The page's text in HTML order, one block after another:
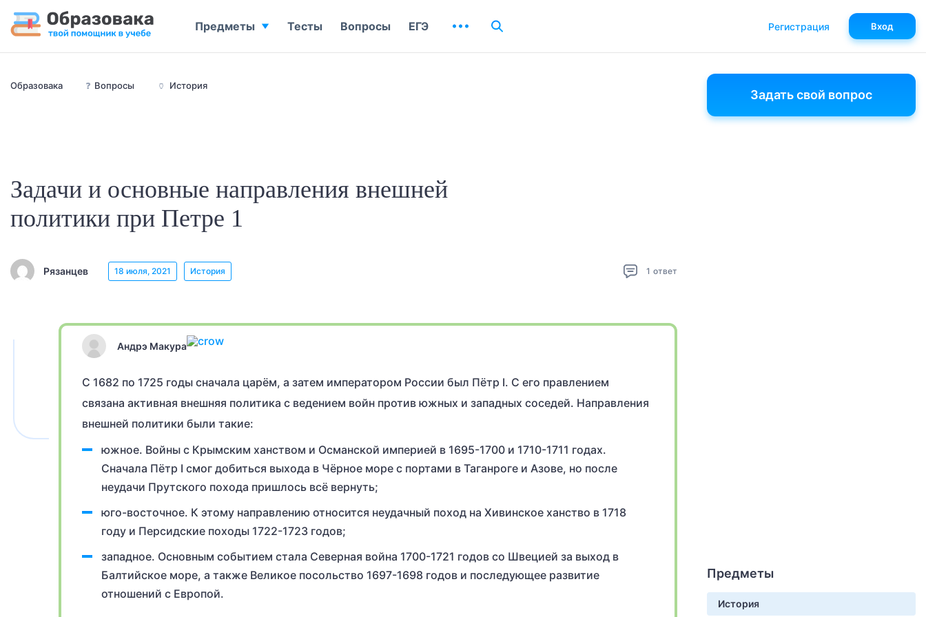
Образовака ❓ Вопросы 🏺 История
Задачи и основные направления внешней
политики при Петре 1
Рязанцев 18 июля, 2021 История 1 ответ
Андрэ Макура
С 1682 по 1725 годы сначала царём, а затем императором России был Пётр I. С его правлением
связана активная внешняя политика с ведением войн против южных и западных соседей. Направления
внешней политики были такие:
южное. Войны с Крымским ханством и Османской империей в 1695-1700 и 1710-1711 годах.
Сначала Пётр I смог добиться выхода в Чёрное море с портами в Таганроге и Азове, но после
неудачи Прутского похода пришлось всё вернуть;
юго-восточное. К этому направлению относится неудачный поход на Хивинское ханство в 1718
году и Персидские походы 1722-1723 годов;
западное. Основным событием стала Северная война 1700-1721 годов со Швецией за выход в
Балтийское море, а также Великое посольство 1697-1698 годов и последующее развитие
отношений с Европой.
Задать свой вопрос
Предметы
История
Предметы Тесты Вопросы ЕГЭ Регистрация Вход